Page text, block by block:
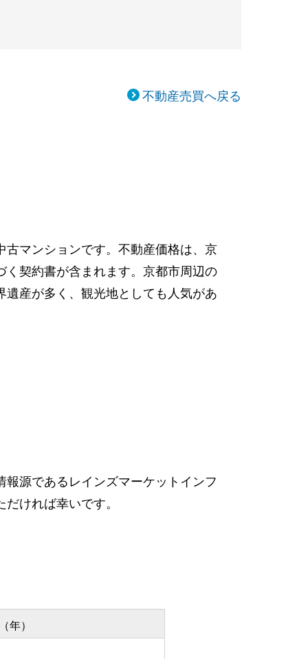
不動産売買へ戻る
マンションです。不動産価格は、京
契約書が含まれます。京都市周辺の
産が多く、観光地としても人気があ
源であるレインズマーケットインフ
ければ幸いです。
年）